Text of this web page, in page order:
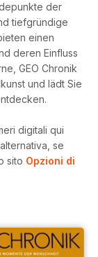
der
tiefgründige
einen
deren Einfluss
GEO Chronik
und lädt Sie
digitali qui
se
sito Opzioni di